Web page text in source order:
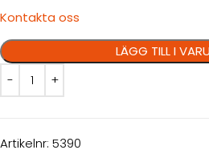
Kontakta oss
LÄGG TILL I
Artikelnr: 5390